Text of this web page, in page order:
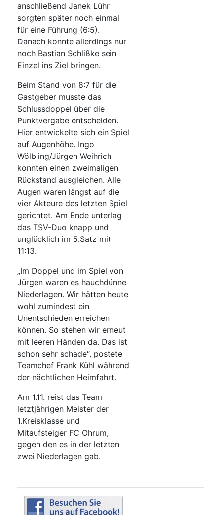
anschließend Janek Lühr
sorgten später noch einmal
für eine Führung (6:5).
Danach konnte allerdings nur
noch Bastian Schlißke sein
Einzel ins Ziel bringen.
Beim Stand von 8:7 für die
Gastgeber musste das
Schlussdoppel über die
Punktvergabe entscheiden.
Hier entwickelte sich ein Spiel
auf Augenhöhe. Ingo
Wölbling/Jürgen Weihrich
konnten einen zweimaligen
Rückstand ausgleichen. Alle
Augen waren längst auf die
vier Akteure des letzten Spiel
gerichtet. Am Ende unterlag
das TSV-Duo knapp und
unglücklich im 5.Satz mit
11:13.
„Im Doppel und im Spiel von
Jürgen waren es hauchdünne
Niederlagen. Wir hätten heute
wohl zumindest ein
Unentschieden erreichen
können. So stehen wir erneut
mit leeren Händen da. Das ist
schon sehr schade“, postete
Teamchef Frank Kühl während
der nächtlichen Heimfahrt.
Am 1.11. reist das Team
letztjährigen Meister der
1.Kreisklasse und
Mitaufsteiger FC Ohrum,
gegen den es in der letzten
zwei Niederlagen gab.